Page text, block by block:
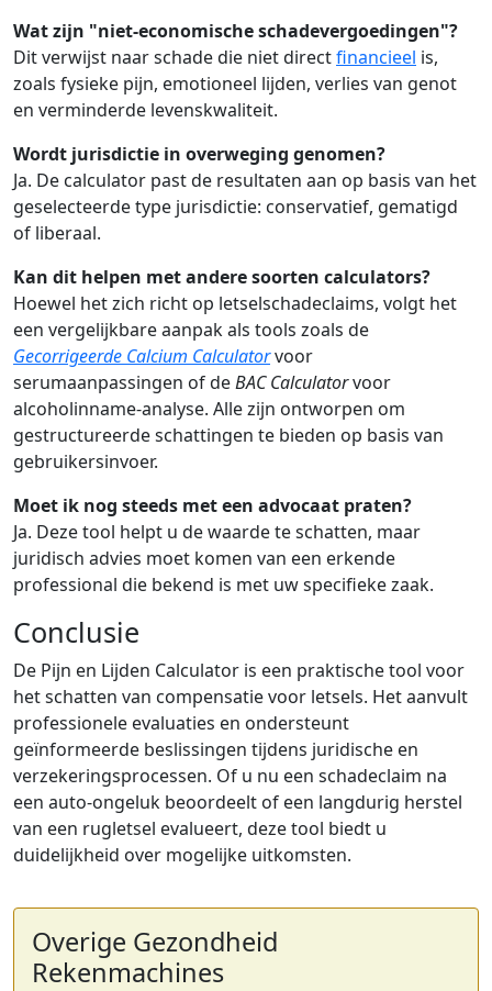
Wat zijn "niet-economische schadevergoedingen"?
Dit verwijst naar schade die niet directfinancieel is,
zoals fysieke pijn, emotioneel lijden, verlies van genot
en verminderde levenskwaliteit.
Wordt jurisdictie in overweging genomen?
Ja. De calculator past de resultaten aan op basis van het
geselecteerde type jurisdictie: conservatief, gematigd
of liberaal.
Kan dit helpen met andere soorten calculators?
Hoewel het zich richt op letselschadeclaims, volgt het
een vergelijkbare aanpak als tools zoals de
Gecorrigeerde Calcium Calculatorvoor
serumaanpassingen of deBAC Calculatorvoor
alcoholinname-analyse. Alle zijn ontworpen om
gestructureerde schattingen te bieden op basis van
gebruikersinvoer.
Moet ik nog steeds met een advocaat praten?
Ja. Deze tool helpt u de waarde te schatten, maar
juridisch advies moet komen van een erkende
professional die bekend is met uw specifieke zaak.
Conclusie
De Pijn en Lijden Calculator is een praktische tool voor
het schatten van compensatie voor letsels. Het aanvult
professionele evaluaties en ondersteunt
geïnformeerde beslissingen tijdens juridische en
verzekeringsprocessen. Of u nu een schadeclaim na
een auto-ongeluk beoordeelt of een langdurig herstel
van een rugletsel evalueert, deze tool biedt u
duidelijkheid over mogelijke uitkomsten.
Overige Gezondheid
Rekenmachines